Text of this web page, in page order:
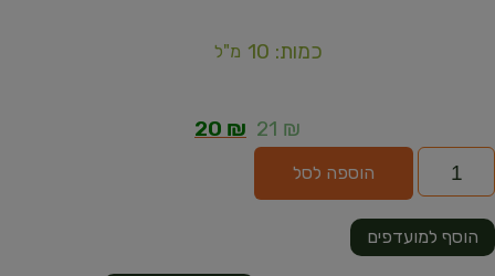
כמות: 10 מ"ל
21 ₪
20 ₪
הוספה לסל
הוסף למועדפים